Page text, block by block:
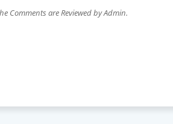
Comments are Reviewed by Admin.